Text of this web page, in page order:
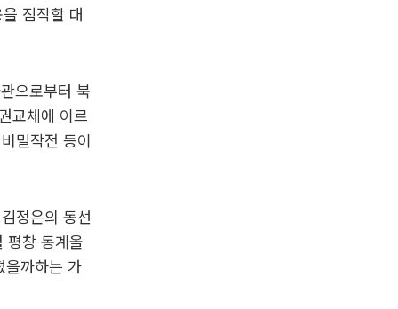
짐작할 대
으로부터 북
교체에 이르
밀작전 등이
정은의 동선
평창 동계올
을까하는 가